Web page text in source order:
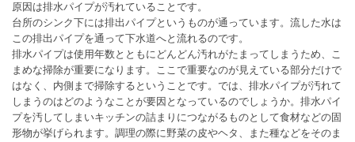
原因は排水パイプが汚れていることです。
台所のシンク下には排出パイプというものが通っています。流した水は
この排出パイプを通って下水道へと流れるのです。
排水パイプは使用年数とともにどんどん汚れがたまってしまうため、こ
まめな掃除が重要になります。ここで重要なのが見えている部分だけで
はなく、内側まで掃除するということです。では、排水パイプが汚れて
しまうのはどのようなことが要因となっているのでしょうか。排水パイ
プを汚してしまいキッチンの詰まりにつながるものとして食材などの固
形物が挙げられます。調理の際に野菜の皮やヘタ、また種などをそのま